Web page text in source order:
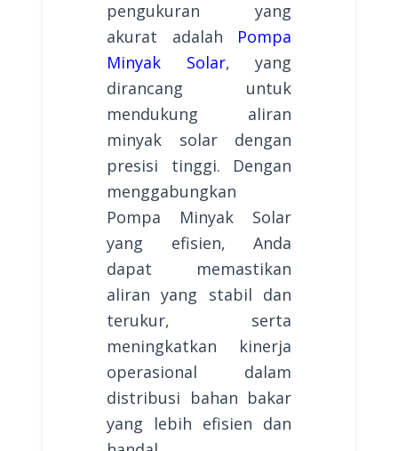
pengukuran yang
akurat adalah Pompa
Minyak Solar, yang
dirancang untuk
mendukung aliran
minyak solar dengan
presisi tinggi. Dengan
menggabungkan
Pompa Minyak Solar
yang efisien, Anda
dapat memastikan
aliran yang stabil dan
terukur, serta
meningkatkan kinerja
operasional dalam
distribusi bahan bakar
yang lebih efisien dan